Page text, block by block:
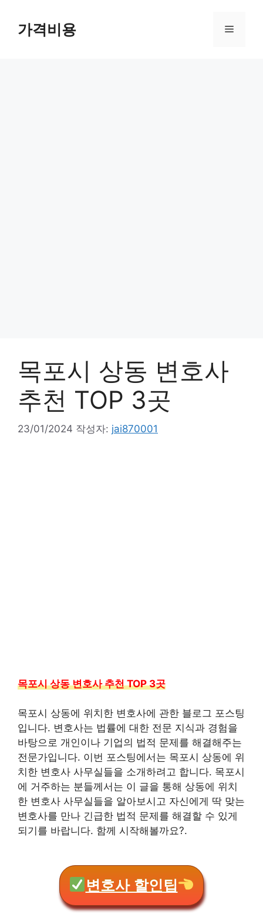
가격비용 메
목포시 상동 변호사
추천 TOP 3곳
23/01/2024 작성자: jai870001
목포시 상동 변호사 추천 TOP 3곳
목포시 상동에 위치한 변호사에 관한 블로그 포스팅
입니다. 변호사는 법률에 대한 전문 지식과 경험을
바탕으로 개인이나 기업의 법적 문제를 해결해주는
전문가입니다. 이번 포스팅에서는 목포시 상동에 위
치한 변호사 사무실들을 소개하려고 합니다. 목포시
에 거주하는 분들께서는 이 글을 통해 상동에 위치
한 변호사 사무실들을 알아보시고 자신에게 딱 맞는
변호사를 만나 긴급한 법적 문제를 해결할 수 있게
되기를 바랍니다. 함께 시작해볼까요?.
변호사 할인팁